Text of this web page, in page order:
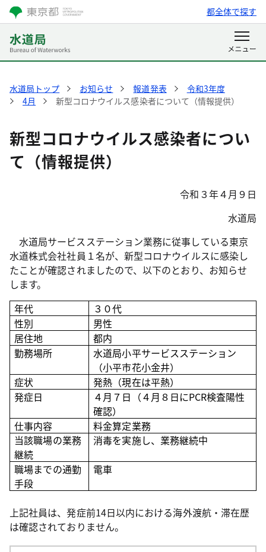
都全体で探す
水道局トップ お知らせ 報道発表
令和3年度
4月
新型コロナウイルス感染者について（情報提供）
新型コロナウイルス感染者につい
て（情報提供）
令和３年４月９日
水道局
水道局サービスステーション業務に従事している東京
水道株式会社社員１名が、新型コロナウイルスに感染し
たことが確認されましたので、以下のとおり、お知らせ
します。
年代
３０代
性別
男性
居住地
都内
勤務場所
水道局小平サービスステーション
（小平市花小金井）
症状
発熱（現在は平熱）
発症日
４月７日（４月８日にPCR検査陽性
確認）
仕事内容
料金算定業務
当該職場の業務
継続
消毒を実施し、業務継続中
職場までの通勤
手段
電車
上記社員は、発症前14日以内における海外渡航・滞在歴
は確認されておりません。